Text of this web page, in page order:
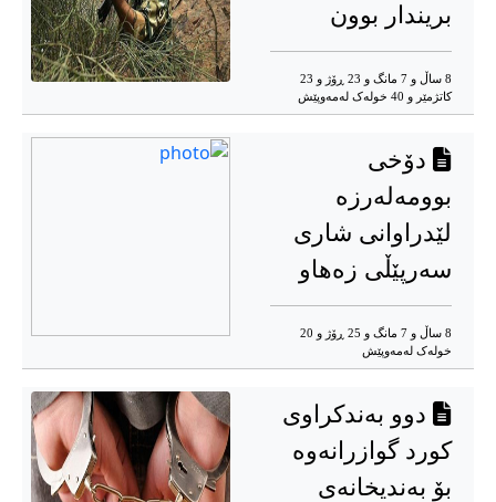
بریندار بوون
8 ساڵ و 7 مانگ و 23 ڕۆژ و 23
کاتژمێر و 40 خوله‌ک له‌مه‌وپێش‌
دۆخی
بوومەلەرزە
لێدراوانی شاری
سەرپێڵی زەهاو
8 ساڵ و 7 مانگ و 25 ڕۆژ و 20
خوله‌ک له‌مه‌وپێش‌
دوو بەندکراوی
کورد گوازرانەوە
بۆ بەندیخانەی